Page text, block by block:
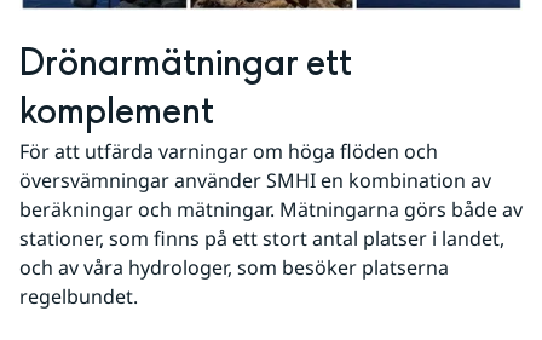
Drönarmätningar ett
komplement
För att utfärda varningar om höga flöden och
översvämningar använder SMHI en kombination av
beräkningar och mätningar. Mätningarna görs både av
stationer, som finns på ett stort antal platser i landet,
och av våra hydrologer, som besöker platserna
regelbundet.